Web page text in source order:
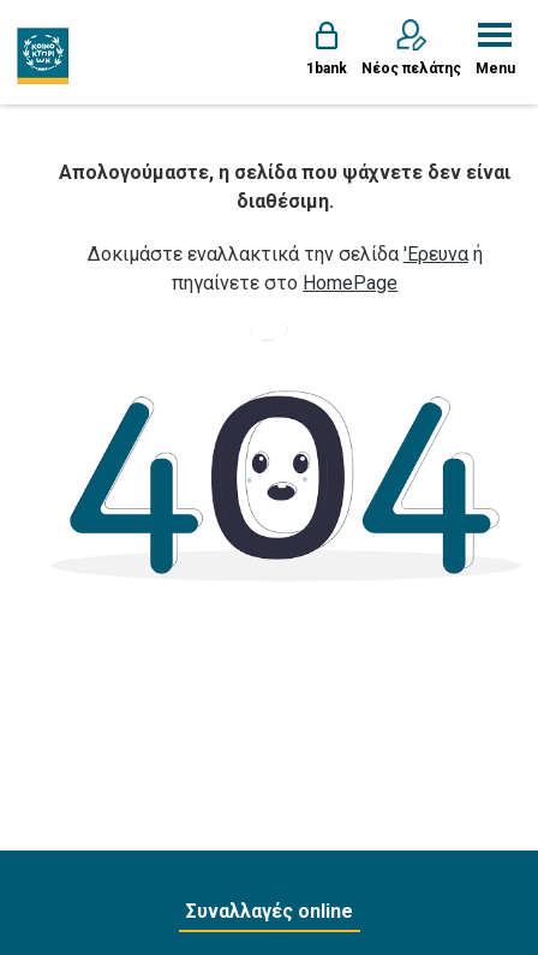
1bank Νέος πελάτης Menu
Απολογούμαστε, η σελίδα που ψάχνετε δεν είναι
διαθέσιμη.
Δοκιμάστε εναλλακτικά την σελίδα 'Ερευναή
πηγαίνετε στο HomePage
Συναλλαγές online